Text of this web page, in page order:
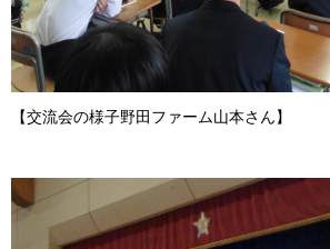
【交流会の様子野田ファーム山本さん】